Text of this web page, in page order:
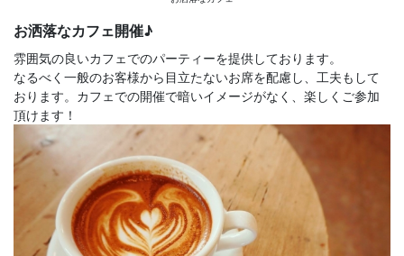
お洒落なカフェ開催♪
雰囲気の良いカフェでのパーティーを提供しております。
なるべく一般のお客様から目立たないお席を配慮し、工夫もして
おります。カフェでの開催で暗いイメージがなく、楽しくご参加
頂けます！